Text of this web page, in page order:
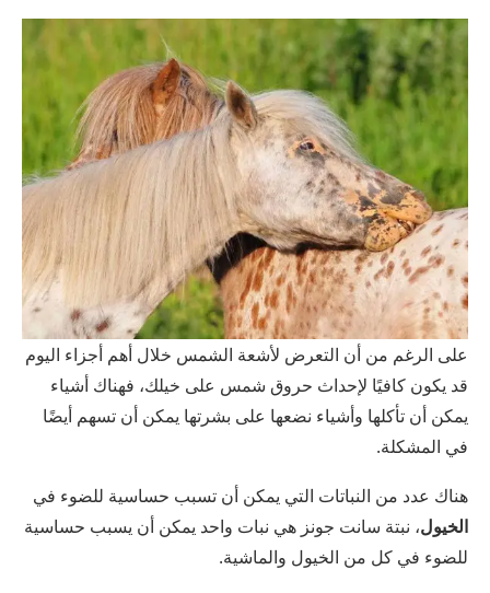
على الرغم من أن التعرض لأشعة الشمس خلال أهم أجزاء اليوم
قد يكون كافيًا لإحداث حروق شمس على خيلك، فهناك أشياء
يمكن أن تأكلها وأشياء نضعها على بشرتها يمكن أن تسهم أيضًا
في المشكلة.
هناك عدد من النباتات التي يمكن أن تسبب حساسية للضوء في
الخيول، نبتة سانت جونز هي نبات واحد يمكن أن يسبب حساسية
للضوء في كل من الخيول والماشية.